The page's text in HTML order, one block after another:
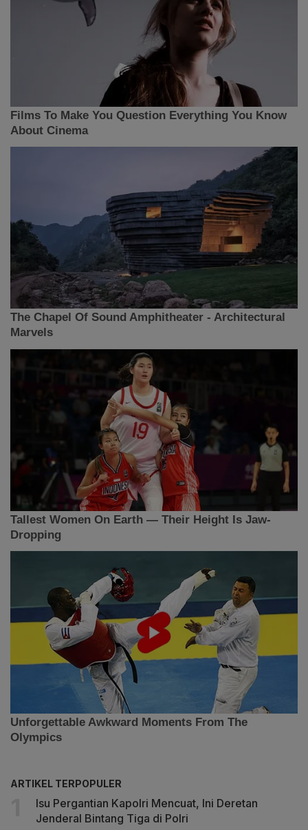
ARTIKEL TERPOPULER
Isu Pergantian Kapolri Mencuat, Ini Deretan
Jenderal Bintang Tiga di Polri